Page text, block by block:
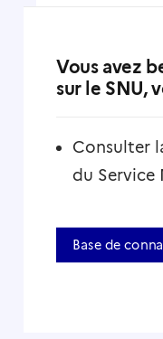
Structures :
Vous avez
sur le SNU,
Consulter
du Service
Base de